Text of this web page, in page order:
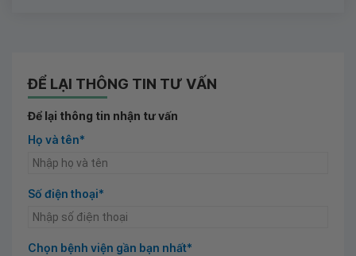
ĐỂ LẠI THÔNG TIN TƯ VẤN
Để lại thông tin nhận tư vấn
Họ và tên*
Số điện thoại*
Chọn bệnh viện gần bạn nhất*